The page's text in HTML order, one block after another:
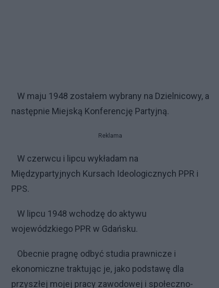
W maju 1948 zostałem wybrany na Dzielnicowy, a
następnie Miejską Konferencję Partyjną.
Reklama
W czerwcu i lipcu wykładam na
Międzypartyjnych Kursach Ideologicznych PPR i
PPS.
W lipcu 1948 wchodzę do aktywu
wojewódzkiego PPR w Gdańsku.
Obecnie pragnę odbyć studia prawnicze i
ekonomiczne traktując je, jako podstawę dla
przyszłej mojej pracy zawodowej i społeczno-